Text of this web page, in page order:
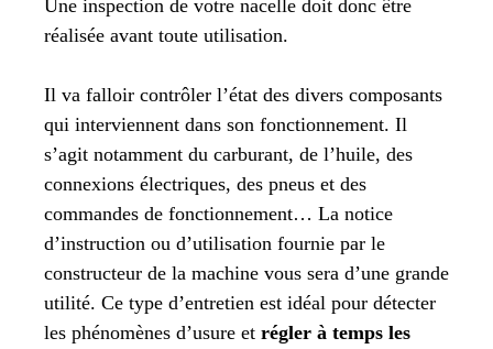
Une inspection de votre nacelle doit donc être
réalisée avant toute utilisation.
Il va falloir contrôler l’état des divers composants
qui interviennent dans son fonctionnement. Il
s’agit notamment du carburant, de l’huile, des
connexions électriques, des pneus et des
commandes de fonctionnement… La notice
d’instruction ou d’utilisation fournie par le
constructeur de la machine vous sera d’une grande
utilité. Ce type d’entretien est idéal pour détecter
les phénomènes d’usure et régler à temps les